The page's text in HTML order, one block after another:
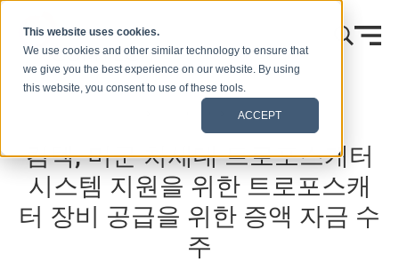
This website uses cookies.
We use cookies and other similar technology to ensure that
we give you the best experience on our website. By using
this website, you consent to use of these tools.
ACCEPT
보도 자료
컴텍, 미군 차세대 트로포스캐터
시스템 지원을 위한 트로포스캐
터 장비 공급을 위한 증액 자금 수
주